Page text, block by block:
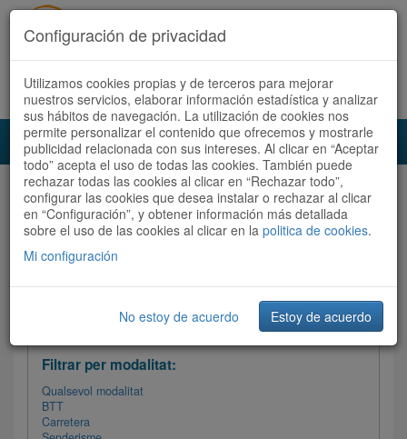
Accedeix Registra't ara Español Català
Audioruta Totes les rutes
Totes les rutes Ordenar per: Més recents / Dificultat
Filtrar les rutes
Filtrar per modalitat:
Qualsevol modalitat
BTT
Carretera
Configuración de privacidad
Utilizamos cookies propias y de terceros para mejorar
nuestros servicios, elaborar información estadística y analizar
sus hábitos de navegación. La utilización de cookies nos
permite personalizar el contenido que ofrecemos y mostrarle
publicidad relacionada con sus intereses. Al clicar en “Aceptar
todo” acepta el uso de todas las cookies. También puede
rechazar todas las cookies al clicar en “Rechazar todo”,
configurar las cookies que desea instalar o rechazar al clicar
en “Configuración”, y obtener información más detallada
sobre el uso de las cookies al clicar en la politica de cookies.
Mi configuración
No estoy de acuerdo Estoy de acuerdo